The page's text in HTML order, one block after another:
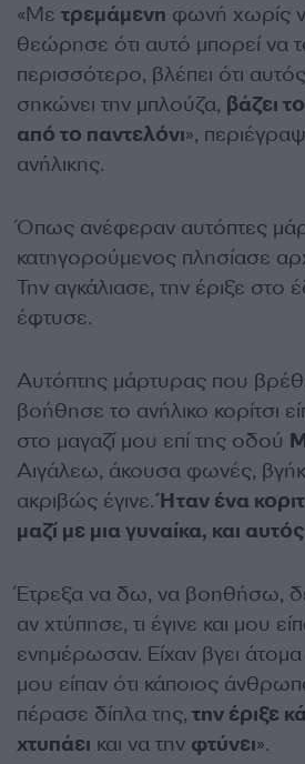
«Με τρεμάμενη φωνή χωρίς
θεώρησε ότι αυτό μπορεί να
περισσότερο, βλέπει ότι
σηκώνει την μπλούζα, βάζει
από το παντελόνι»,
ανήλικης.
Όπως ανέφεραν αυτόπτες
κατηγορούμενος πλησίασε
Την αγκάλιασε, την έριξε στο
έφτυσε.
Αυτόπτης μάρτυρας που
βοήθησε το ανήλικο κορίτσι
στο μαγαζί μου επί της οδού
Αιγάλεω, άκουσα φωνές,
ακριβώς έγινε.Ήταν ένα
μαζί με μια γυναίκα, και
Έτρεξα να δω, να βοηθήσω,
αν χτύπησε, τι έγινε και μου
ενημέρωσαν. Είχαν βγει άτομα
μου είπαν ότι κάποιος
πέρασε δίπλα της, την έριξε
χτυπάει και να την φτύνει».